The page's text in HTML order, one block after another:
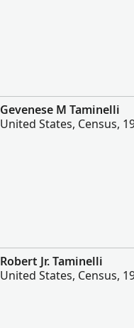
Gevenese M Taminelli
United States, Census,
Robert Jr. Taminelli
United States, Census,